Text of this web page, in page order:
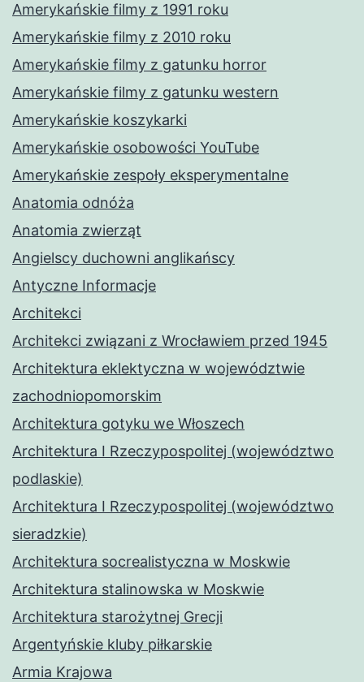
Amerykańskie filmy z 1991 roku
Amerykańskie filmy z 2010 roku
Amerykańskie filmy z gatunku horror
Amerykańskie filmy z gatunku western
Amerykańskie koszykarki
Amerykańskie osobowości YouTube
Amerykańskie zespoły eksperymentalne
Anatomia odnóża
Anatomia zwierząt
Angielscy duchowni anglikańscy
Antyczne Informacje
Architekci
Architekci związani z Wrocławiem przed 1945
Architektura eklektyczna w województwie
zachodniopomorskim
Architektura gotyku we Włoszech
Architektura I Rzeczypospolitej (województwo
podlaskie)
Architektura I Rzeczypospolitej (województwo
sieradzkie)
Architektura socrealistyczna w Moskwie
Architektura stalinowska w Moskwie
Architektura starożytnej Grecji
Argentyńskie kluby piłkarskie
Armia Krajowa